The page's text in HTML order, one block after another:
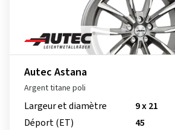
Autec Astana
Argent titane poli
Largeur et diamètre
9 x 21
Déport (ET)
45